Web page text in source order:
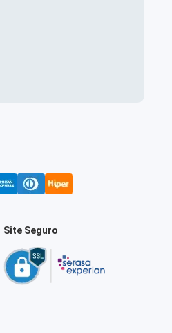
Site Seguro